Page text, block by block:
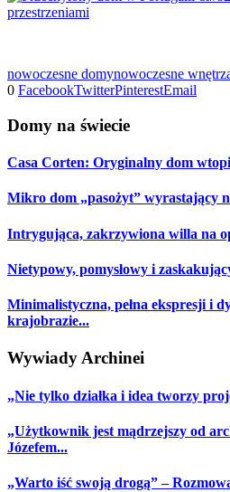
nowoczesne domynowoczesne
0 FacebookTwitterPinterestEmail
Domy na świecie
Casa Corten: Oryginalny dom
Mikro dom „pasożyt” wyrastający
Intrygująca, zakrzywiona willa na
Nietypowy, pomysłowy i
Minimalistyczna, pełna ekspresji i
krajobrazie...
Wywiady Archinei
„Nie tylko działka i idea tworzy
„Użytkownik jest mądrzejszy od
Józefem...
„Warto iść swoją drogą” –